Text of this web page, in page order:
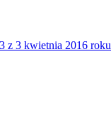
z 3 kwietnia 2016 roku